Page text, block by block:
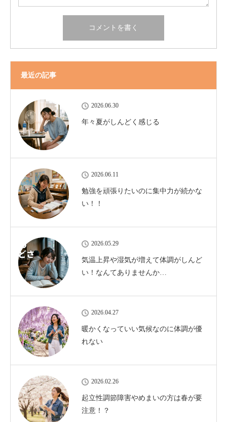
最近の記事
2026.06.30
年々夏がしんどく感じる
2026.06.11
勉強を頑張りたいのに集中力が続かな
い！！
2026.05.29
気温上昇や湿気が増えて体調がしんど
い！なんてありませんか…
2026.04.27
暖かくなっていい気候なのに体調が優
れない
2026.02.26
起立性調節障害やめまいの方は春が要
注意！？